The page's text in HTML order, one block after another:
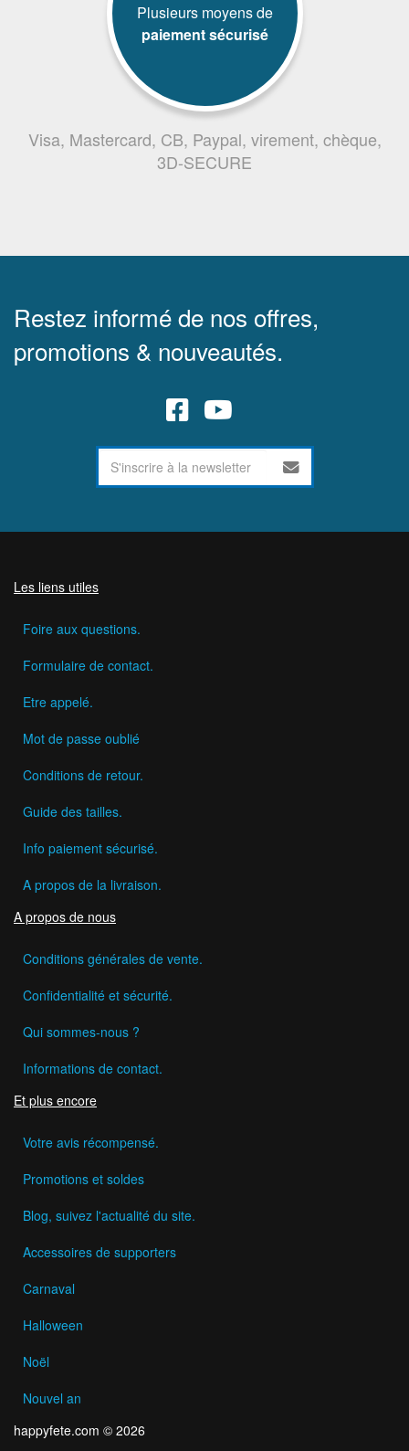
Plusieurs moyens de
paiement sécurisé
Visa, Mastercard, CB, Paypal, virement, chèque,
3D-SECURE
Restez informé de nos offres,
promotions & nouveautés.
Les liens utiles
Foire aux questions.
Formulaire de contact.
Etre appelé.
Mot de passe oublié
Conditions de retour.
Guide des tailles.
Info paiement sécurisé.
A propos de la livraison.
A propos de nous
Conditions générales de vente.
Confidentialité et sécurité.
Qui sommes-nous ?
Informations de contact.
Et plus encore
Votre avis récompensé.
Promotions et soldes
Blog, suivez l'actualité du site.
Accessoires de supporters
Carnaval
Halloween
Noël
Nouvel an
happyfete.com © 2026